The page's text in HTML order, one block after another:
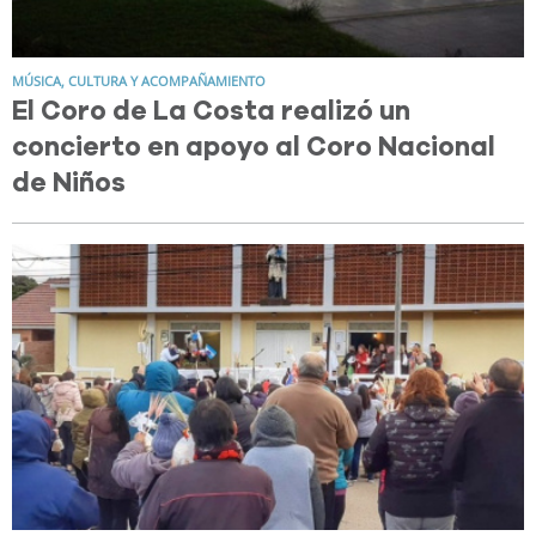
MÚSICA, CULTURA Y ACOMPAÑAMIENTO
El Coro de La Costa realizó un
concierto en apoyo al Coro Nacional
de Niños